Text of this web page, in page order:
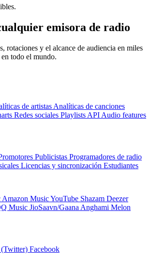
emisora de radio
rotaciones y el alcance de audiencia en miles
todo el mundo.
de artistas Analíticas de canciones
Redes sociales Playlists API Audio features
Publicistas Programadores de radio
Licencias y sincronización Estudiantes
Amazon MusicYouTube Shazam Deezer
Music JioSaavn/Gaana Anghami Melon
Facebook